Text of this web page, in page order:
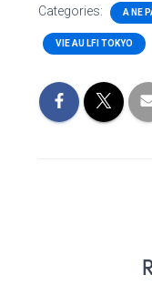
Categories: A NE
VIE AU LFI TOKYO